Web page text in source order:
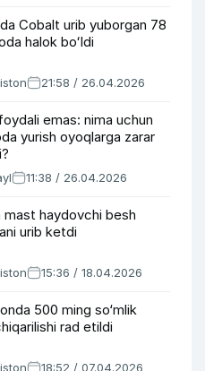
Cobalt urib yuborgan 78
halok boʻldi
21:58 / 26.04.2026
emas: nima uchun
yurish oyoqlarga zarar
11:38 / 26.04.2026
mast haydovchi besh
urib ketdi
15:36 / 18.04.2026
500 ming so‘mlik
rad etildi
18:52 / 07.04.2026